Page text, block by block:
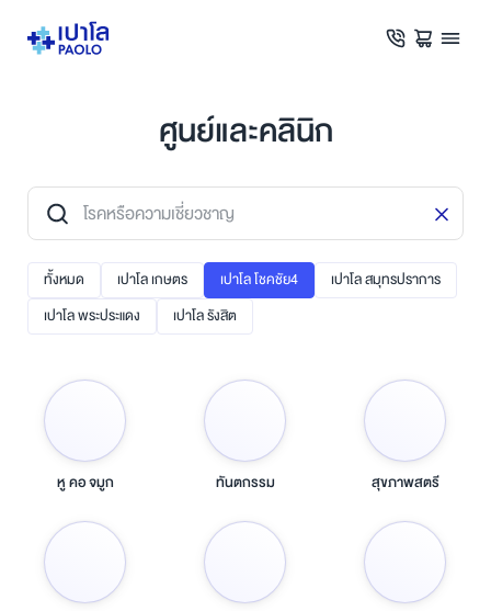
ศูนย์และคลินิก
ทั้งหมด เปาโล เกษตร เปาโล โชคชัย4
เปาโล สมุทรปราการ
เปาโล พระประแดง
เปาโล รังสิต
หู คอ จมูก ทันตกรรม สุขภาพสตรี